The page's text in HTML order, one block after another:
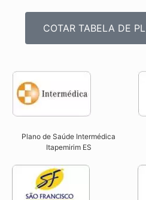
COTAR TABELA DE
Plano de Saúde Intermédica
Itapemirim ES​